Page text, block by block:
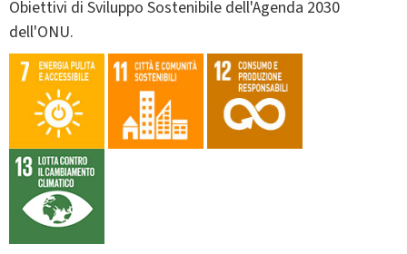
Obiettivi di Sviluppo Sostenibile dell'Agenda 2030
dell'ONU.